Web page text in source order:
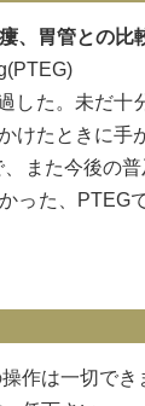
、胃管との比
した。未だ
たときに手
また今後の
った、
作は一切でき